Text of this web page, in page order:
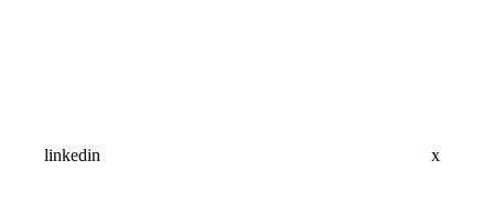
linkedin x